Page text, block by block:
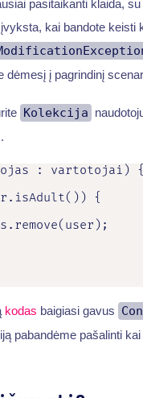
pasitaikanti klaida,
kai bandote keisti
dėmesį į pagrindinį
Kolekcija
: vartotojai) {
{
kodas baigiasi gavus
pabandėme pašalinti